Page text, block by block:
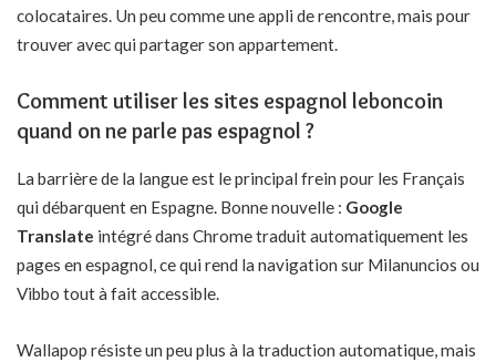
colocataires. Un peu comme une appli de rencontre, mais pour
trouver avec qui partager son appartement.
Comment utiliser les sites espagnol leboncoin
quand on ne parle pas espagnol ?
La barrière de la langue est le principal frein pour les Français
qui débarquent en Espagne. Bonne nouvelle : Google
Translate intégré dans Chrome traduit automatiquement les
pages en espagnol, ce qui rend la navigation sur Milanuncios ou
Vibbo tout à fait accessible.
Wallapop résiste un peu plus à la traduction automatique, mais